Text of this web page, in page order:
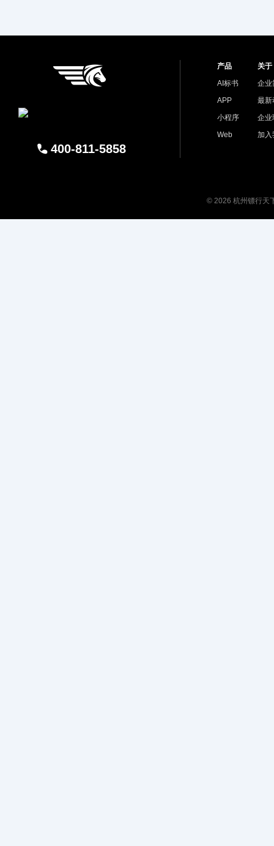
400-811-5858
产品
AI标书
APP
小程序
Web
关于
企业
最新
企业
加入
© 2026 杭州镖行天